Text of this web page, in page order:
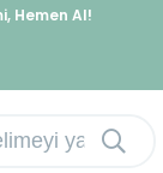
Hemen Al!